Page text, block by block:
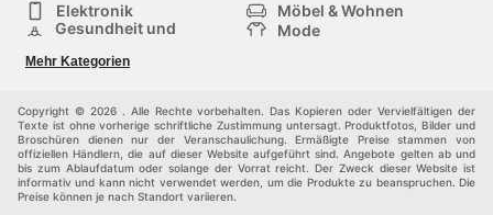
Elektronik
Möbel & Wohnen
Gesundheit und
Mode
Sportartikel und
Sportbekleidung
Einkaufzentren
Andere
Mehr Kategorien
Copyright © 2026 . Alle Rechte vorbehalten. Das Kopieren oder Vervielfältigen der
Texte ist ohne vorherige schriftliche Zustimmung untersagt. Produktfotos, Bilder und
Broschüren dienen nur der Veranschaulichung. Ermäßigte Preise stammen von
offiziellen Händlern, die auf dieser Website aufgeführt sind. Angebote gelten ab und
bis zum Ablaufdatum oder solange der Vorrat reicht. Der Zweck dieser Website ist
informativ und kann nicht verwendet werden, um die Produkte zu beanspruchen. Die
Preise können je nach Standort variieren.